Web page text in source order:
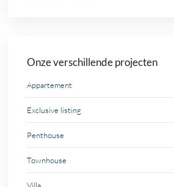
Onze verschillende projecten
Appartement
Exclusive listing
Penthouse
Townhouse